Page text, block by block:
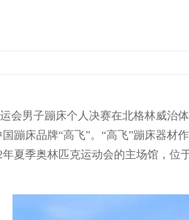
小
充
蹦
会男子蹦床个人决赛在北格林威治
蹦床品牌“高飞”。“高飞”蹦床器
夏季奥林匹克运动会的主场馆，位